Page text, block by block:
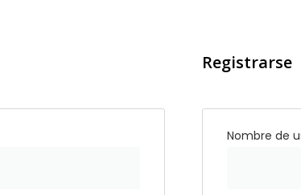
Registrarse
Nombre de